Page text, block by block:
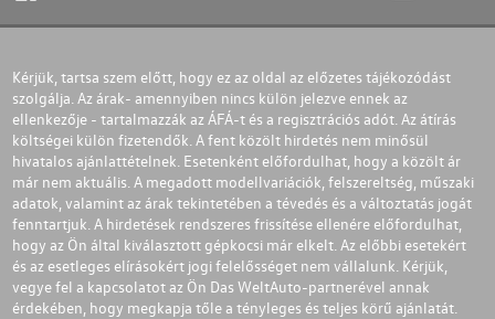
Kérjük, tartsa szem előtt, hogy ez az oldal az előzetes tájékozódást
szolgálja. Az árak- amennyiben nincs külön jelezve ennek az
ellenkezője - tartalmazzák az ÁFÁ-t és a regisztrációs adót. Az átírás
költségei külön fizetendők. A fent közölt hirdetés nem minősül
hivatalos ajánlattételnek. Esetenként előfordulhat, hogy a közölt ár
már nem aktuális. A megadott modellvariációk, felszereltség, műszaki
adatok, valamint az árak tekintetében a tévedés és a változtatás jogát
fenntartjuk. A hirdetések rendszeres frissítése ellenére előfordulhat,
hogy az Ön által kiválasztott gépkocsi már elkelt. Az előbbi esetekért
és az esetleges elírásokért jogi felelősséget nem vállalunk. Kérjük,
vegye fel a kapcsolatot az Ön Das WeltAuto-partnerével annak
érdekében, hogy megkapja tőle a tényleges és teljes körű ajánlatát.